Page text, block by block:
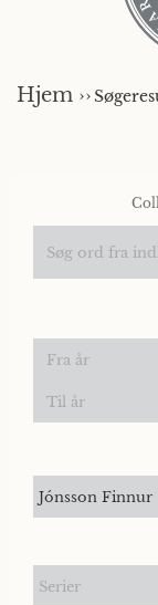
Hjem ››
Jónsson Finnur
Serier